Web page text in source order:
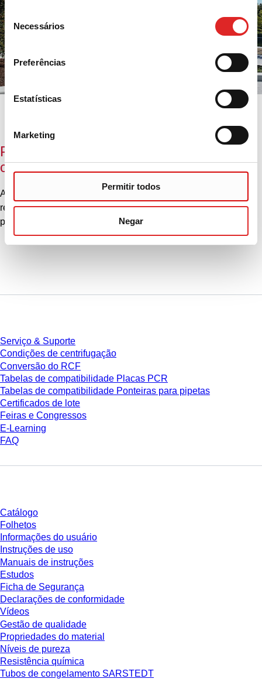
Seleção
de
consentimento
Necessários
Preferências
Estatísticas
Marketing
Permitir todos
Negar
Pontos de contato para questões de
conformidade
Aqui você encontra os pontos de contato para questões
relacionadas à conformidade, tanto para funcionários quanto
para pessoas e organizações externas ao Grupo SARSTEDT.
Serviço & Suporte
Condições de centrifugação
Conversão do RCF
Tabelas de compatibilidade Placas PCR
Tabelas de compatibilidade Ponteiras para pipetas
Certificados de lote
Feiras e Congressos
E-Learning
FAQ
Catálogo
Folhetos
Informações do usuário
Instruções de uso
Manuais de instruções
Estudos
Ficha de Segurança
Declarações de conformidade
Vídeos
Gestão de qualidade
Propriedades do material
Níveis de pureza
Resistência química
Tubos de congelamento SARSTEDT